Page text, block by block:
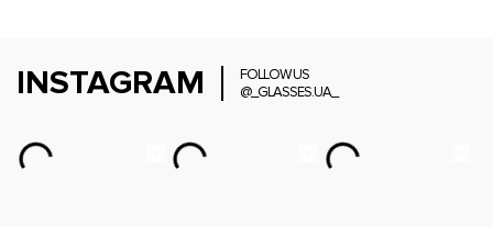
INSTAGRAM
FOLLOW US
@_GLASSES.UA_